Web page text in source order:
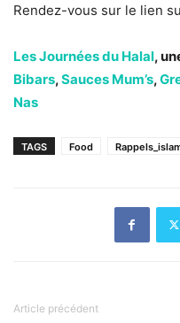
Rendez-vous sur le lien
Les Journées du Halal,
Bibars,Sauces Mum’s,
Nas
TAGS Food
Article précédent